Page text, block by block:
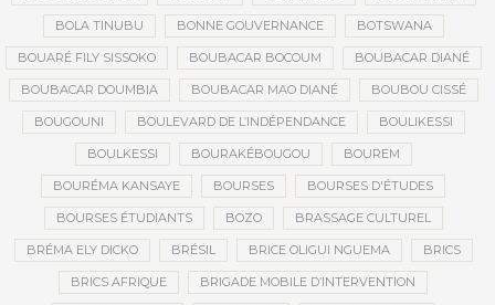
BOLA TINUBU BONNE GOUVERNANCE BOTSWANA
BOUARÉ FILY SISSOKO BOUBACAR BOCOUM BOUBACAR DIANÉ
BOUBACAR DOUMBIA BOUBACAR MAO DIANÉ BOUBOU CISSÉ
BOUGOUNI BOULEVARD DE L’INDÉPENDANCE BOULIKESSI
BOULKESSI BOURAKÉBOUGOU BOUREM
BOURÉMA KANSAYE BOURSES BOURSES D'ÉTUDES
BOURSES ÉTUDIANTS BOZO BRASSAGE CULTUREL
BRÉMA ELY DICKO BRÉSIL BRICE OLIGUI NGUEMA BRICS
BRICS AFRIQUE BRIGADE MOBILE D’INTERVENTION